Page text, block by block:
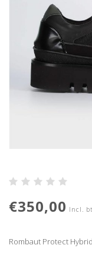
€350,00 Incl.
Rombaut Protect